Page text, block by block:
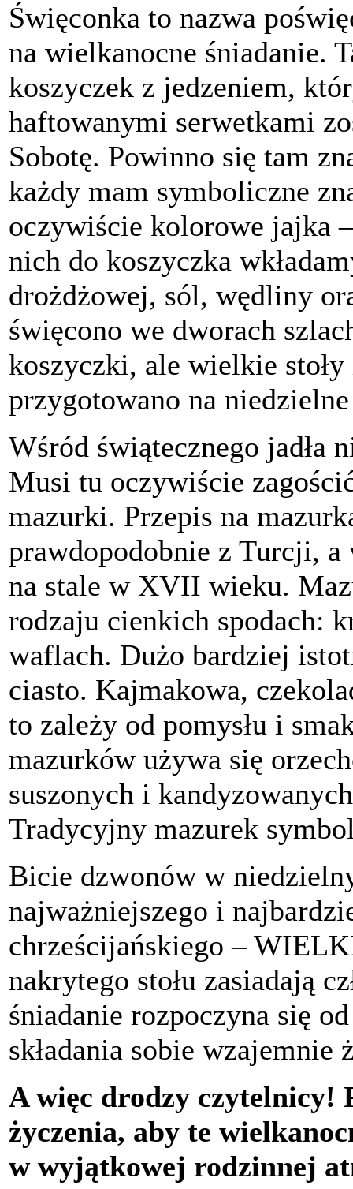
Święconka to nazwa
na wielkanocne śniadanie.
koszyczek z jedzeniem,
haftowanymi serwetkami
Sobotę. Powinno się tam
każdy mam symboliczne
oczywiście kolorowe jajka
nich do koszyczka
drożdżowej, sól, wędliny
święcono we dworach
koszyczki, ale wielkie
przygotowano na
Wśród świątecznego jadła
Musi tu oczywiście
mazurki. Przepis na
prawdopodobnie z Turcji,
na stale w XVII wieku.
rodzaju cienkich spodach:
waflach. Dużo bardziej
ciasto. Kajmakowa,
to zależy od pomysłu i
mazurków używa się
suszonych i
Tradycyjny mazurek
Bicie dzwonów w
najważniejszego i
chrześcijańskiego –
nakrytego stołu zasiadają
śniadanie rozpoczyna się
składania sobie wzajemnie
A więc drodzy czytelnicy!
życzenia, aby te
w wyjątkowej rodzinnej